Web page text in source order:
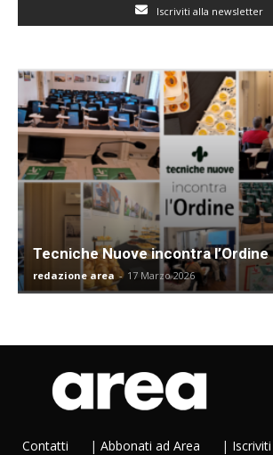
Iscriviti alla newsletter
Tecniche Nuove incontra l’Ordine
redazione area - 17 Marzo 2026
Contatti | Abbonati ad Area |